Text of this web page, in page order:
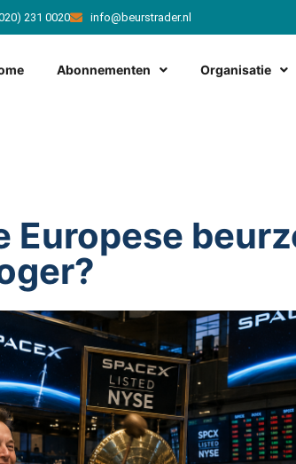
231 0020 info@beurstrader.nl
Abonnementen Organisatie
Europese